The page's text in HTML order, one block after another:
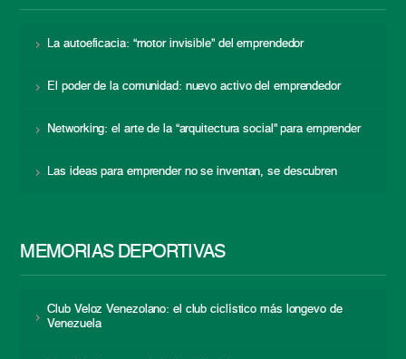
La autoeficacia: “motor invisible” del emprendedor
El poder de la comunidad: nuevo activo del emprendedor
Networking: el arte de la “arquitectura social” para emprender
Las ideas para emprender no se inventan, se descubren
MEMORIAS DEPORTIVAS
Club Veloz Venezolano: el club ciclístico más longevo de
Venezuela